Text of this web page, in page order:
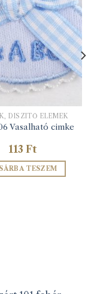
DÍSZÍTŐ ELEMEK
Vasalható cimke
113 Ft
TESZEM